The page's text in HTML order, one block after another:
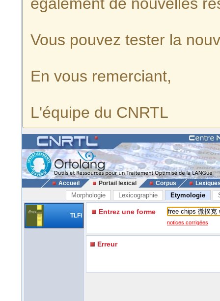
Vous pouvez tester la
En vous remerciant,
L'équipe du CNRTL
Accueil Portail lexical Corpus
Morphologie Lexicographie Etymologie
TLFi Entrez une forme
notices corrigées
Erreur